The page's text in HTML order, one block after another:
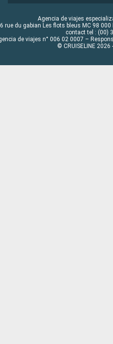
Agencia de viajes
rue du gabian Les flots bleus MC 98
contact tel : (00)
de viajes n° 006 02 0007 –
© CRUISELINE